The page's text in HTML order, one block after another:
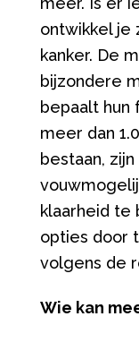
ontwikkel je
kanker. De
bijzondere
bepaalt hun
meer dan
bestaan,
klaarheid te
opties door
volgens de
Wie kan